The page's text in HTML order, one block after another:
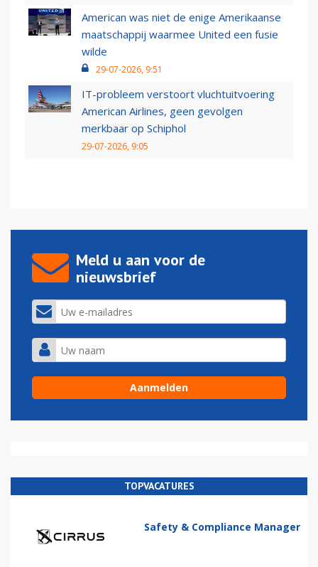
American was niet de enige Amerikaanse
maatschappij waarmee United een fusie
wilde
29-07-2026, 9:51
IT-probleem verstoort vluchtuitvoering
American Airlines, geen gevolgen
merkbaar op Schiphol
29-07-2026, 9:05
Meld u aan voor de
nieuwsbrief
TOPVACATURES
Safety & Compliance Manager